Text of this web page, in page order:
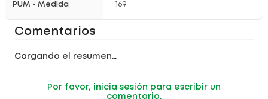
PUM - Medida 169
Comentarios
Cargando el resumen…
Por favor, inicia sesión para escribir un
comentario.